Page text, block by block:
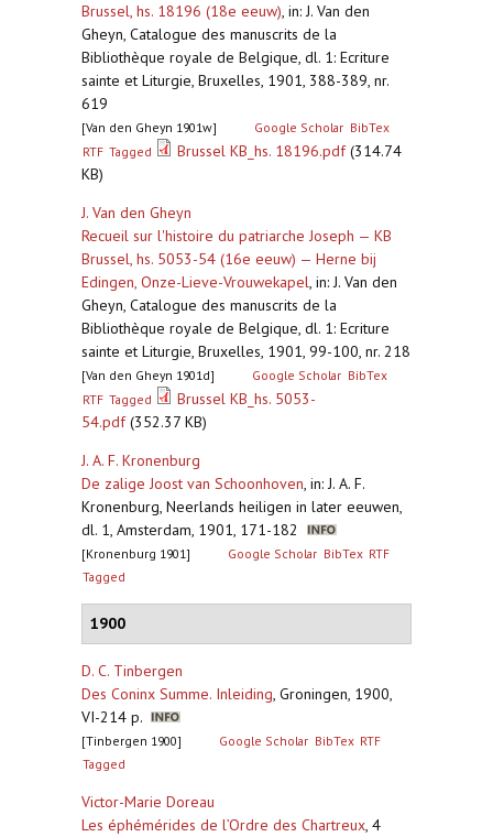
Brussel, hs. 18196 (18e eeuw), in: J. Van den
Gheyn, Catalogue des manuscrits de la
Bibliothèque royale de Belgique, dl. 1: Ecriture
sainte et Liturgie, Bruxelles, 1901, 388-389, nr.
619
[Van den Gheyn 1901w] Google Scholar BibTex
RTF Tagged Brussel KB_hs. 18196.pdf(314.74
KB)
J. Van den Gheyn
Recueil sur l'histoire du patriarche Joseph — KB
Brussel, hs. 5053-54 (16e eeuw) — Herne bij
Edingen, Onze-Lieve-Vrouwekapel, in: J. Van den
Gheyn, Catalogue des manuscrits de la
Bibliothèque royale de Belgique, dl. 1: Ecriture
sainte et Liturgie, Bruxelles, 1901, 99-100, nr. 218
[Van den Gheyn 1901d] Google Scholar BibTex
RTF Tagged
Brussel KB_hs. 5053-
54.pdf(352.37 KB)
J. A. F. Kronenburg
De zalige Joost van Schoonhoven, in: J. A. F.
Kronenburg, Neerlands heiligen in later eeuwen,
dl. 1, Amsterdam, 1901, 171-182
[Kronenburg 1901] Google Scholar BibTex RTF
Tagged
1900
D. C. Tinbergen
Des Coninx Summe. Inleiding, Groningen, 1900,
VI-214 p.
[Tinbergen 1900] Google Scholar BibTex RTF
Tagged
Victor-Marie Doreau
Les éphémérides de l’Ordre des Chartreux, 4